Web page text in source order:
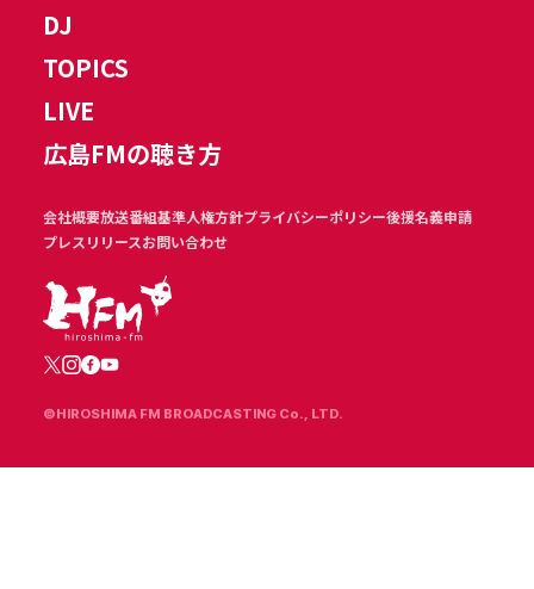
DJ
TOPICS
LIVE
広島FMの聴き方
会社概要放送番組基準人権方針プライバシーポリシー後援名義申請
プレスリリースお問い合わせ
©HIROSHIMA FM BROADCASTING Co., LTD.